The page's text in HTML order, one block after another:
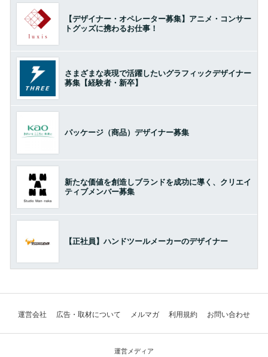
【デザイナー・オペレーター募集】アニメ・コンサー
トグッズに携わるお仕事！
さまざまな表現で活躍したいグラフィックデザイナー
募集【経験者・新卒】
パッケージ（商品）デザイナー募集
新たな価値を創造しブランドを成功に導く、クリエイ
ティブメンバー募集
【正社員】ハンドツールメーカーのデザイナー
運営会社 広告・取材について メルマガ 利用規約 お問い合わせ
運営メディア